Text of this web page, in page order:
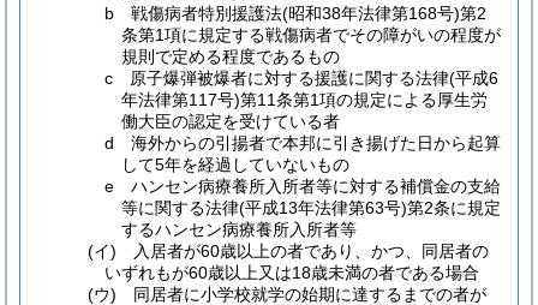
b
戦傷病者特別援護法(昭和38年法律第168号)第2
条第1項に規定する戦傷病者でその障がいの程度が
規則で定める程度であるもの
c
原子爆弾被爆者に対する援護に関する法律(平成6
年法律第117号)第11条第1項の規定による厚生労
働大臣の認定を受けている者
d
海外からの引揚者で本邦に引き揚げた日から起算
して5年を経過していないもの
e
ハンセン病療養所入所者等に対する補償金の支給
等に関する法律(平成13年法律第63号)第2条に規定
するハンセン病療養所入所者等
(イ)
入居者が60歳以上の者であり、かつ、同居者の
いずれもが60歳以上又は18歳未満の者である場合
(ウ)
同居者に小学校就学の始期に達するまでの者が